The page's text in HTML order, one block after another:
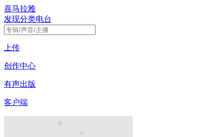
喜马拉雅
发现分类电台
上传
创作中心
有声出版
客户端